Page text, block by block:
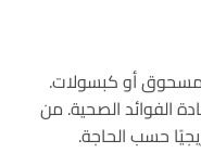
أو كبسولات.
الفوائد الصحية. من
حسب الحاجة.